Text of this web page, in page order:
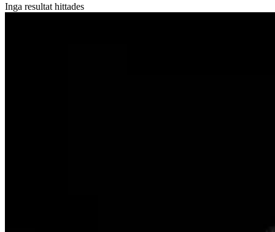
Inga resultat hittades